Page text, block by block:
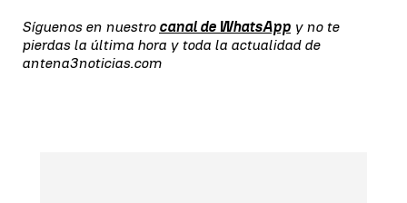
Síguenos en nuestro canal de WhatsApp y no te
pierdas la última hora y toda la actualidad de
antena3noticias.com